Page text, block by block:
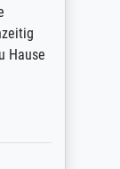
Hause